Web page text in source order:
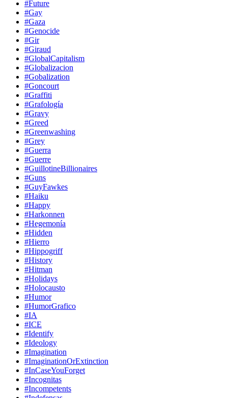
#Future
#Gay
#Gaza
#Genocide
#Gir
#Giraud
#GlobalCapitalism
#Globalizacion
#Gobalization
#Goncourt
#Graffiti
#Grafología
#Gravy
#Greed
#Greenwashing
#Grey
#Guerra
#Guerre
#GuillotineBillionaires
#Guns
#GuyFawkes
#Haiku
#Happy
#Harkonnen
#Hegemonía
#Hidden
#Hierro
#Hippogriff
#History
#Hitman
#Holidays
#Holocausto
#Humor
#HumorGrafico
#IA
#ICE
#Identify
#Ideology
#Imagination
#ImaginationOrExtinction
#InCaseYouForget
#Incognitas
#Incompetents